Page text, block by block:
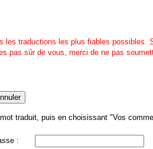
traductions les plus fiables possibles.
pas sûr de vous, merci de ne pas
traduit, puis en choisissant "Vos
: